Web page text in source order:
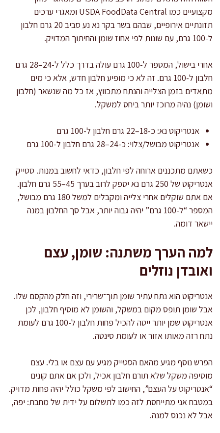
מקצועיים כמו USDA FoodData Central ומאגרי ערכים
תזונתיים אירופיים, שבהם בשר בקר נא נע סביב 20 גרם חלבון
ל-100 גרם, עם שונות לפי אחוז שומן והחיתוך המדויק.
אחרי בישול, המספר ל-100 גרם עולה בדרך כלל ל-24–28 גרם
חלבון ל-100 גרם. זה לא כי מופיע חלבון חדש, אלא כי מים
מתאדים בזמן הצלייה והנתח מתכווץ, אז כל מה שנשאר (חלבון
ושומן) נהיה מרוכז יותר ביחס למשקל.
אנטריקוט נא: כ-18–22 גרם חלבון ל-100 גרם
אנטריקוט מבושל/צלוי: כ-24–28 גרם חלבון ל-100 גרם
כשאתם מתכננים ארוחה לפי חלבון, כדאי לחשוב במנות. סטייק
אנטריקוט של 250 גרם נא יספק לרוב בערך 45–55 גרם חלבון.
אם אתם שוקלים אחרי צלייה ומקבלים למשל 180 גרם מבושל,
המספר “ל-100 גרם” יהיה גבוה יותר, אבל סך החלבון במנה
יישאר דומה.
למה הערך משתנה: שומן, עצם
ואובדן נוזלים
אנטריקוט הוא נתח עתיר שומן תוך־שרירי, וזה חלק מהקסם שלו.
אבל שומן תופס מקום במשקל, והשומן לא מוסיף חלבון, לכן
אנטריקוט שמן יותר ייטה להכיל פחות חלבון ל-100 גרם לעומת
נתח רזה מאותו אזור או לעומת סינטה.
הפרש נוסף מגיע מהאם הסטייק מגיע עם עצם או בלי. עצם
מוסיפה משקל שלא תורם חלבון אכיל, ולכן אם אתם קונים
“אנטריקוט על העצם”, החישוב לפי משקל כולל יהיה פחות מדויק.
במטבח אני מתייחסת לזה כמו לתשלום על ידית של מחבת: יפה,
אבל לא נכנס למנה.